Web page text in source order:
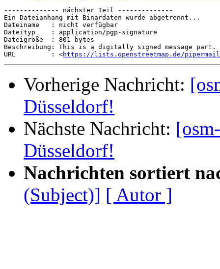
-------------- nächster Teil --------------
Ein Dateianhang mit Binärdaten wurde abgetrennt...
Dateiname   : nicht verfügbar
Dateityp    : application/pgp-signature
Dateigröße  : 801 bytes
Beschreibung: This is a digitally signed message part.
URL         : <https://lists.openstreetmap.de/pipermail/
Vorherige Nachricht:
Düsseldorf!
Nächste Nachricht:
Düsseldorf!
Nachrichten sortiert
(Subject)] [ Autor ]